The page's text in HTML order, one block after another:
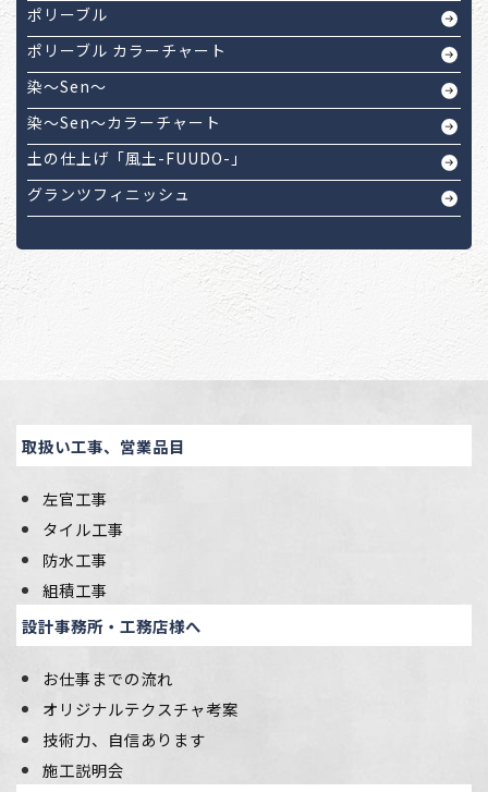
ポリーブル
ポリーブル カラーチャート
染～Sen～
染～Sen～カラーチャート
土の仕上げ「風土-FUUDO-」
グランツフィニッシュ
取扱い工事、営業品目
左官工事
タイル工事
防水工事
組積工事
設計事務所・工務店様へ
お仕事までの流れ
オリジナルテクスチャ考案
技術力、自信あります
施工説明会